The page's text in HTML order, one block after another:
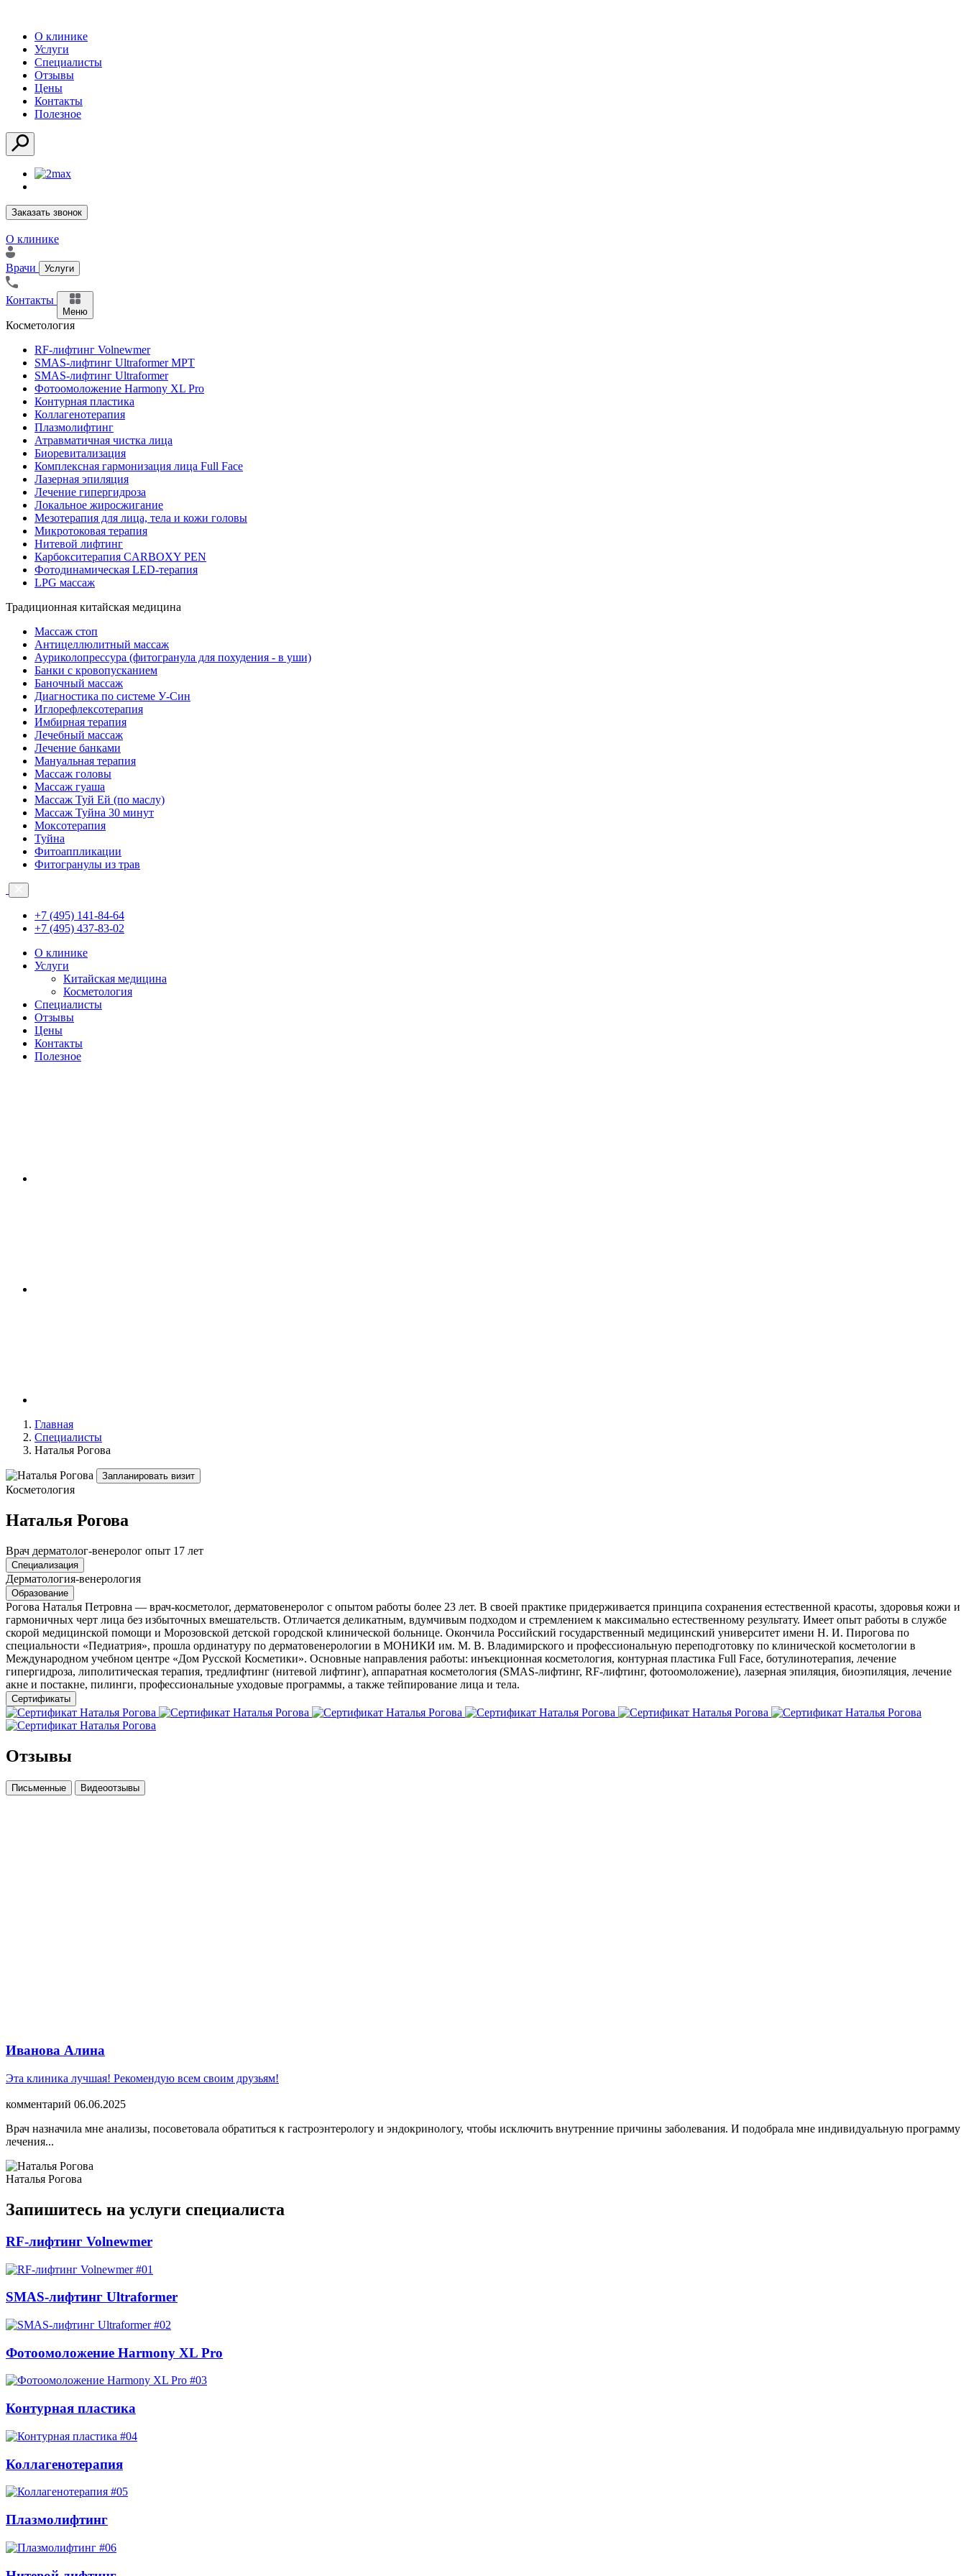
О клинике
Услуги
Специалисты
Отзывы
Цены
Контакты
Полезное
Заказать звонок
О клинике
Врачи Услуги
Контакты
Меню
Косметология
RF-лифтинг Volnewmer
SMAS-лифтинг Ultraformer MPT
SMAS-лифтинг Ultraformer
Фотоомоложение Harmony XL Pro
Контурная пластика
Коллагенотерапия
Плазмолифтинг
Атравматичная чистка лица
Биоревитализация
Комплексная гармонизация лица Full Face
Лазерная эпиляция
Лечение гипергидроза
Локальное жиросжигание
Мезотерапия для лица, тела и кожи головы
Микротоковая терапия
Нитевой лифтинг
Карбокситерапия CARBOXY PEN
Фотодинамическая LED-терапия
LPG массаж
Традиционная китайская медицина
Массаж стоп
Антицеллюлитный массаж
Ауриколопрессура (фитогранула для похудения - в уши)
Банки с кровопусканием
Баночный массаж
Диагностика по системе У-Син
Иглорефлексотерапия
Имбирная терапия
Лечебный массаж
Лечение банками
Мануальная терапия
Массаж головы
Массаж гуаша
Массаж Туй Ей (по маслу)
Массаж Туйна 30 минут
Моксотерапия
Туйна
Фитоаппликации
Фитогранулы из трав
+7 (495) 141-84-64
+7 (495) 437-83-02
О клинике
Услуги
Китайская медицина
Косметология
Специалисты
Отзывы
Цены
Контакты
Полезное
Главная
Специалисты
Наталья Рогова
Запланировать визит
Косметология
Наталья Рогова
Врач дерматолог-венеролог опыт 17 лет
Специализация
Дерматология-венерология
Образование
Рогова Наталья Петровна — врач-косметолог, дерматовенеролог с опытом работы более 23 лет. В своей практике придерживается принципа сохранения естественной красоты, здоровья кожи и
гармоничных черт лица без избыточных вмешательств. Отличается деликатным, вдумчивым подходом и стремлением к максимально естественному результату. Имеет опыт работы в службе
скорой медицинской помощи и Морозовской детской городской клинической больнице. Окончила Российский государственный медицинский университет имени Н. И. Пирогова по
специальности «Педиатрия», прошла ординатуру по дерматовенерологии в МОНИКИ им. М. В. Владимирского и профессиональную переподготовку по клинической косметологии в
Международном учебном центре «Дом Русской Косметики». Основные направления работы: инъекционная косметология, контурная пластика Full Face, ботулинотерапия, лечение
гипергидроза, липолитическая терапия, тредлифтинг (нитевой лифтинг), аппаратная косметология (SMAS-лифтинг, RF-лифтинг, фотоомоложение), лазерная эпиляция, биоэпиляция, лечение
акне и постакне, пилинги, профессиональные уходовые программы, а также тейпирование лица и тела.
Сертификаты
Отзывы
Письменные Видеоотзывы
Иванова Алина
Эта клиника лучшая! Рекомендую всем своим друзьям!
комментарий 06.06.2025
Врач назначила мне анализы, посоветовала обратиться к гастроэнтерологу и эндокринологу, чтобы исключить внутренние причины заболевания. И подобрала мне индивидуальную программу
лечения...
Наталья Рогова
Запишитесь на услуги специалиста
RF-лифтинг Volnewmer
#01
SMAS-лифтинг Ultraformer
#02
Фотоомоложение Harmony XL Pro
#03
Контурная пластика
#04
Коллагенотерапия
#05
Плазмолифтинг
#06